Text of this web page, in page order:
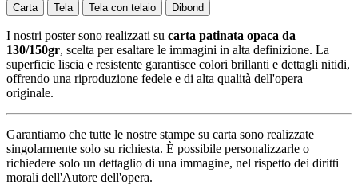
Carta Tela Tela con telaio Dibond
I nostri poster sono realizzati su carta patinata opaca da
130/150gr, scelta per esaltare le immagini in alta definizione. La
superficie liscia e resistente garantisce colori brillanti e dettagli nitidi,
offrendo una riproduzione fedele e di alta qualità dell'opera
originale.
Garantiamo che tutte le nostre stampe su carta sono realizzate
singolarmente solo su richiesta. È possibile personalizzarle o
richiedere solo un dettaglio di una immagine, nel rispetto dei diritti
morali dell'Autore dell'opera.